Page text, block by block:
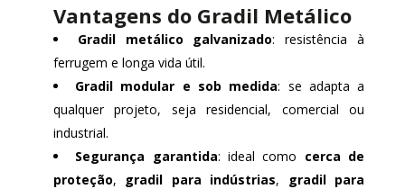
Vantagens do Gradil Metálico
Gradil metálico galvanizado: resistência à
ferrugem e longa vida útil.
Gradil modular e sob medida: se adapta a
qualquer projeto, seja residencial, comercial ou
industrial.
Segurança garantida: ideal como cerca de
proteção, gradil para indústrias, gradil para